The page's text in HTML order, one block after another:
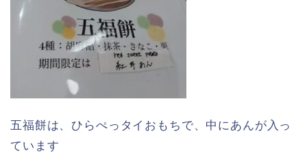
五福餅は、ひらぺっタイおもちで、中にあんが入っ
ています